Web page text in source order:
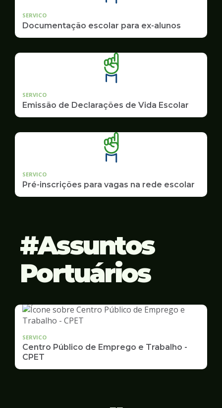
SERVICO
Documentação escolar para ex-alunos
SERVICO
Emissão de Declarações de Vida Escolar
SERVICO
Pré-inscrições para vagas na rede escolar
Assuntos
Portuários
SERVICO
Centro Público de Emprego e Trabalho -
CPET